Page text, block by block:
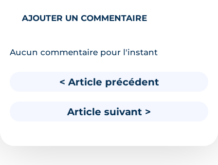
AJOUTER UN COMMENTAIRE
Aucun commentaire pour l'instant
< Article précédent
Article suivant >